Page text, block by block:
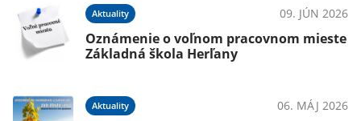
Aktuality 09. JÚN 2026
Oznámenie o voľnom pracovnom mieste
Základná škola Herľany
Aktuality 06. MÁJ 2026